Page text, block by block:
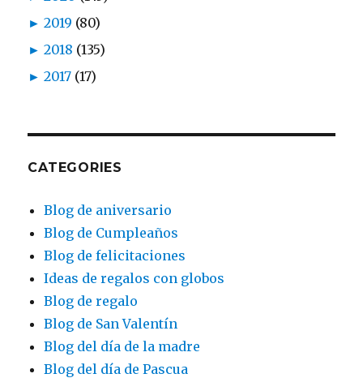
► 2019 (80)
► 2018 (135)
► 2017 (17)
CATEGORIES
Blog de aniversario
Blog de Cumpleaños
Blog de felicitaciones
Ideas de regalos con globos
Blog de regalo
Blog de San Valentín
Blog del día de la madre
Blog del día de Pascua